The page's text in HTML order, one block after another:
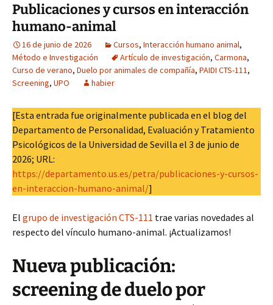
Publicaciones y cursos en interacción
humano-animal
16 de junio de 2026 Cursos, Interacción humano animal,
Método e Investigación
Artículo de investigación, Carmona,
Curso de verano, Duelo por animales de compañía, PAIDI CTS-111,
Screening, UPO habier
[Esta entrada fue originalmente publicada en el blog del
Departamento de Personalidad, Evaluación y Tratamiento
Psicológicos de la Universidad de Sevilla el 3 de junio de
2026; URL:
https://departamento.us.es/petra/publicaciones-y-cursos-
en-interaccion-humano-animal/]
El grupo de investigación CTS-111 trae varias novedades al
respecto del vínculo humano-animal. ¡Actualizamos!
Nueva publicación:
screening de duelo por